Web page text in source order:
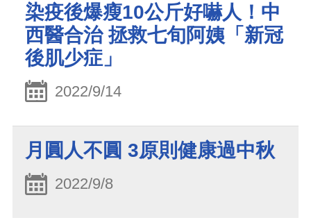
染疫後爆瘦10公斤好嚇人！中
西醫合治 拯救七旬阿姨「新冠
後肌少症」
2022/9/14
月圓人不圓 3原則健康過中秋
2022/9/8